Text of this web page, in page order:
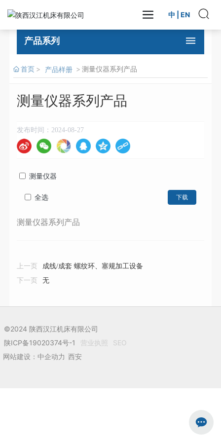
中 EN
产品系列
首页 产品样册 测量仪器系列产品
测量仪器系列产品
发布时间： 2024-08-27
测量仪器
全选 下载
测量仪器系列产品
上一页
成线/成套 螺纹环、塞规加工设备
下一页
无
©2024 陕西汉江机床有限公司
陕ICP备19020374号-1
营业执照
SEO
网站建设：中企动力 西安